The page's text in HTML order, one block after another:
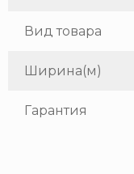
Вид товара
Ширина(м)
Гарантия